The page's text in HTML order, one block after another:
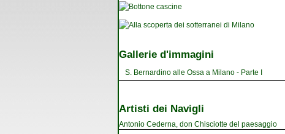
Gallerie d'immagini
S. Bernardino alle Ossa a Milano - Parte I
Artisti dei Navigli
Antonio Cederna, don Chisciotte del paesaggio